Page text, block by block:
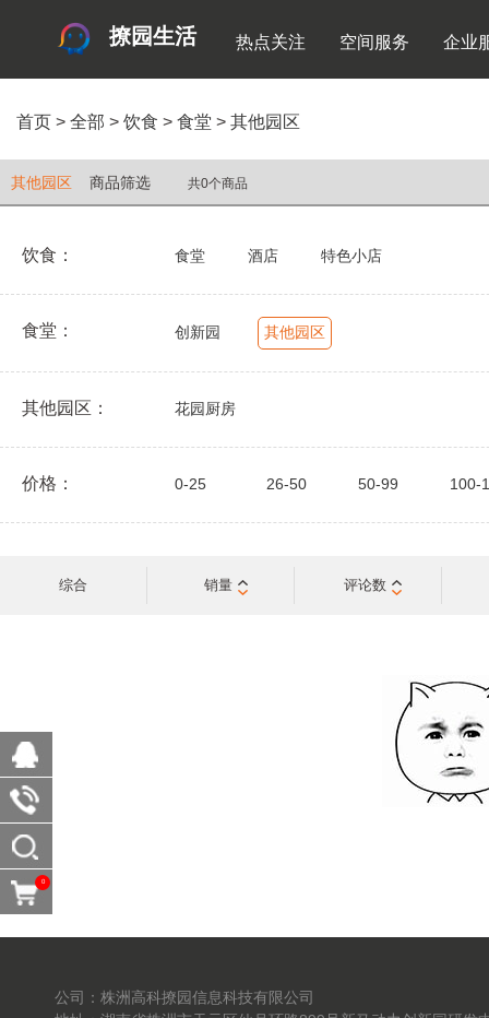
撩园生活 热点关注 空间服务 企业
首页 > 全部 > 饮食 > 食堂 > 其他园区
其他园区 商品筛选 共0个商品
饮食： 食堂 酒店 特色小店
食堂： 创新园 其他园区
其他园区： 花园厨房
价格： 0-25 26-50 50-99 100-
综合 销量 评论数
公司：株洲高科撩园信息科技有限公司
0